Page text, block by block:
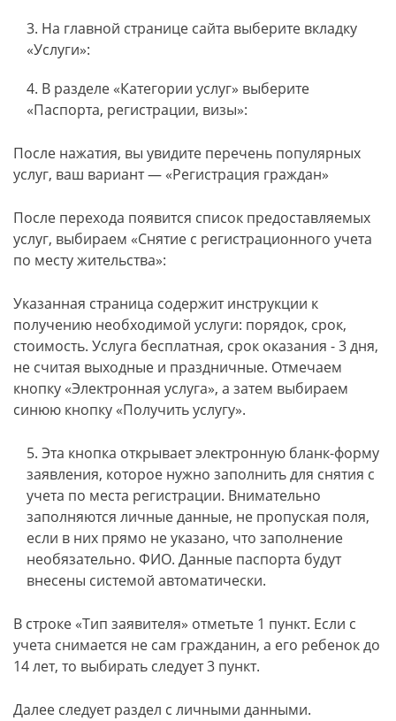
На главной странице сайта выберите вкладку
«Услуги»:
В разделе «Категории услуг» выберите
«Паспорта, регистрации, визы»:
После нажатия, вы увидите перечень популярных
услуг, ваш вариант — «Регистрация граждан»
После перехода появится список предоставляемых
услуг, выбираем «Снятие с регистрационного учета
по месту жительства»:
Указанная страница содержит инструкции к
получению необходимой услуги: порядок, срок,
стоимость. Услуга бесплатная, срок оказания - 3 дня,
не считая выходные и праздничные. Отмечаем
кнопку «Электронная услуга», а затем выбираем
синюю кнопку «Получить услугу».
Эта кнопка открывает электронную бланк-форму
заявления, которое нужно заполнить для снятия с
учета по места регистрации. Внимательно
заполняются личные данные, не пропуская поля,
если в них прямо не указано, что заполнение
необязательно. ФИО. Данные паспорта будут
внесены системой автоматически.
В строке «Тип заявителя» отметьте 1 пункт. Если с
учета снимается не сам гражданин, а его ребенок до
14 лет, то выбирать следует 3 пункт.
Далее следует раздел с личными данными.